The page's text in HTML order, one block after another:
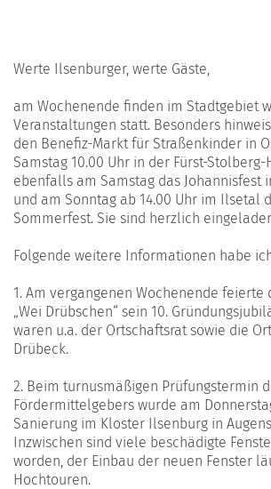
Werte Ilsenburger, werte Gäste,
am Wochenende finden im Stadtgebiet
Veranstaltungen statt. Besonders
den Benefiz-Markt für Straßenkinder in
Samstag 10.00 Uhr in der Fürst-Stolberg-
ebenfalls am Samstag das Johannisfest
und am Sonntag ab 14.00 Uhr im Ilsetal
Sommerfest. Sie sind herzlich
Folgende weitere Informationen habe
1. Am vergangenen Wochenende
„Wei Drübschen“ sein 10.
waren u.a. der Ortschaftsrat sowie die
Drübeck.
2. Beim turnusmäßigen Prüfungstermin
Fördermittelgebers wurde am
Sanierung im Kloster Ilsenburg in
Inzwischen sind viele beschädigte
worden, der Einbau der neuen Fenster
Hochtouren.